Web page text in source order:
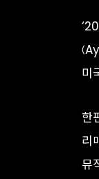
미
한
리
뮤